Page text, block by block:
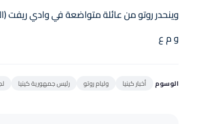
وينحدر روتو من عائلة متواضعة في وادي ريفت
و م ع
الوسوم أخبار كينيا وليام روتو رئيس جمهورية كينيا